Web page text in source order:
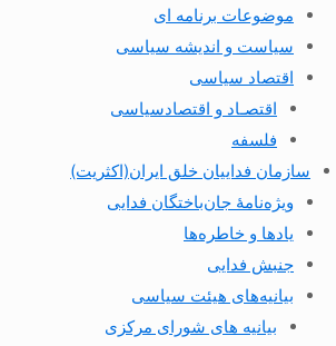
موضوعات برنامه ای
سیاست و اندیشه سیاسی
اقتصاد سیاسی
اقتصـاد و اقتصاد‌سیاسی
فلسفه
سازمان فداییان خلق ایران(اکثریت)
ویژه‌نامهٔ جان‌باختگان فدایی
یادها و خاطره‌ها
جنبش فدایی
بیانیه‌های هیئت سیاسی
بیانیه های شورای مرکزی